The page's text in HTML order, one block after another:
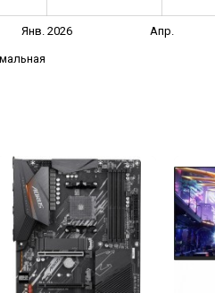
Янв. 2026 Апр.